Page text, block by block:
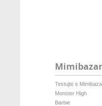
Mimibazar
Testujte s
Monster High
Barbie